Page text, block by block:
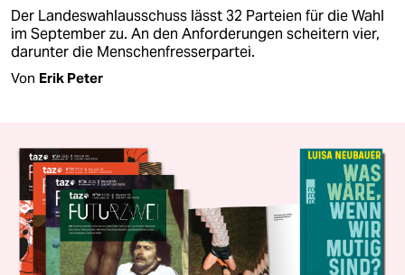
Der Landeswahlausschuss lässt 32 Parteien für die Wahl
im September zu. An den Anforderungen scheitern vier,
darunter die Menschenfresserpartei.
Von Erik Peter